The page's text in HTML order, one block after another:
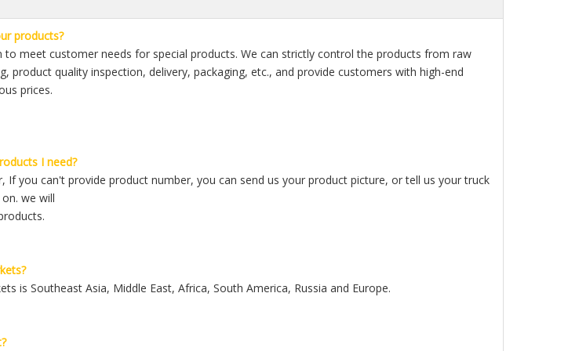
products?
meet customer needs for special products. We can strictly control the products from raw
product quality inspection, delivery, packaging, etc., and provide customers with high-end
prices.
I need?
If you can't provide product number, you can send us your product picture, or tell us your truck
we will
is Southeast Asia, Middle East, Africa, South America, Russia and Europe.